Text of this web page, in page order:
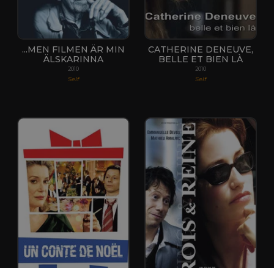
...MEN FILMEN ÄR MIN
ÄLSKARINNA
2010
Self
CATHERINE DENEUVE,
BELLE ET BIEN LÀ
2010
Self